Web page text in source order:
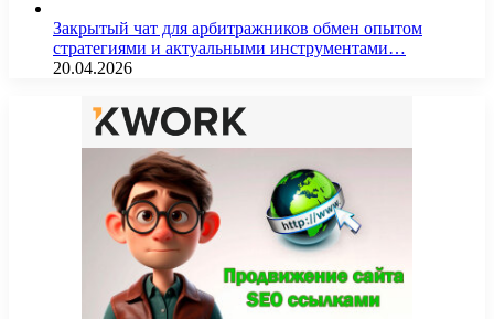
Закрытый чат для арбитражников обмен опытом
стратегиями и актуальными инструментами…
20.04.2026